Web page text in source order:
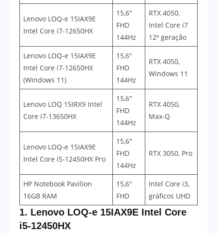
Lenovo LOQ-e 15IAX9E
Intel Core i7-12650HX
15,6″
FHD
144Hz
RTX 4050,
Intel Core i7
12ª geração
Lenovo LOQ-e 15IAX9E
Intel Core i7-12650HX
(Windows 11)
15,6″
FHD
144Hz
RTX 4050,
Windows 11
Lenovo LOQ 15IRX9 Intel
Core i7-13650HX
15,6″
FHD
144Hz
RTX 4050,
Max-Q
Lenovo LOQ-e 15IAX9E
Intel Core i5-12450HX Pro
15,6″
FHD
144Hz
RTX 3050, Pro
HP Notebook Pavilion
16GB RAM
15,6″
FHD
Intel Core i3,
gráficos UHD
1. Lenovo LOQ-e 15IAX9E Intel Core
i5-12450HX